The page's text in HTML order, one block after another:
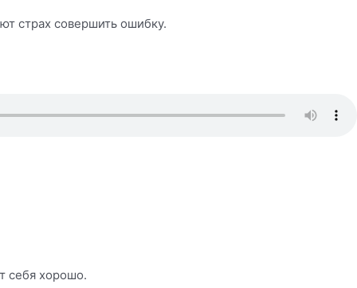
страх совершить ошибку.
себя хорошо.